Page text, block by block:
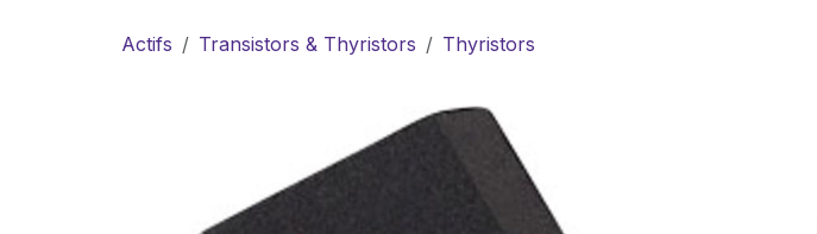
Actifs Transistors & Thyristors Thyristors